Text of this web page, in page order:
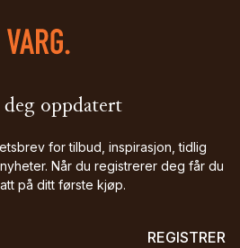
oppdatert
for tilbud, inspirasjon, tidlig
Når du registrerer deg får du
på ditt første kjøp.
REGISTRER